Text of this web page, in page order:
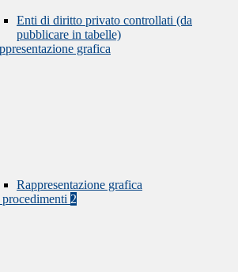
Enti di diritto privato controllati (da
pubblicare in tabelle)
grafica
Rappresentazione grafica
2